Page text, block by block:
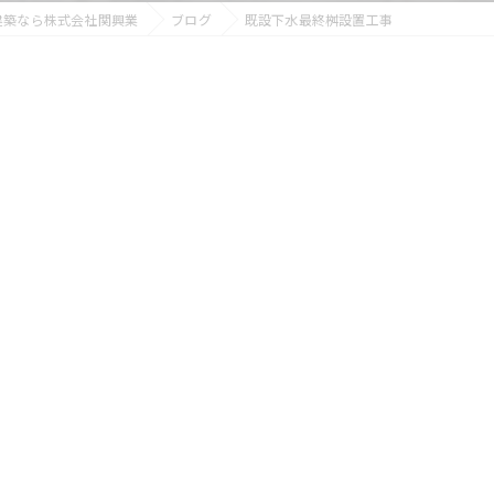
なら株式会社関興業 ブログ 既設下水最終桝設置工事